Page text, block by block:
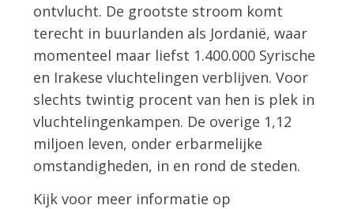
ontvlucht. De grootste stroom komt
terecht in buurlanden als Jordanië, waar
momenteel maar liefst 1.400.000 Syrische
en Irakese vluchtelingen verblijven. Voor
slechts twintig procent van hen is plek in
vluchtelingenkampen. De overige 1,12
miljoen leven, onder erbarmelijke
omstandigheden, in en rond de steden.
Kijk voor meer informatie op